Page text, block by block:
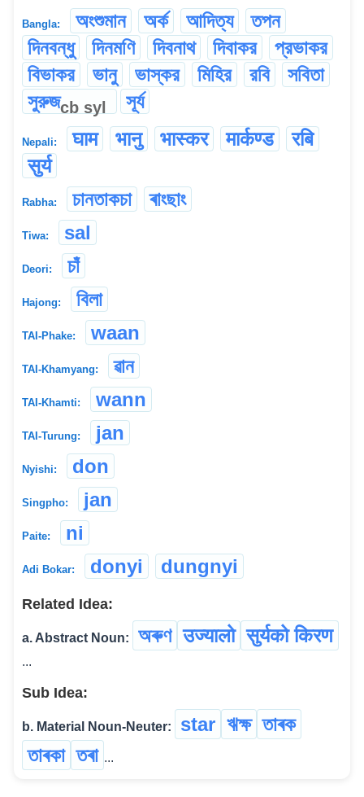
Bangla: অংশুমান অর্ক আদিত্য
তপন
দিনবন্ধু
দিনমণি দিবনাথ দিবাকর
প্রভাকর
বিভাকর
ভানু ভাস্কর মিহির রবি
সবিতা
সুরুজcb syl সূর্য
Nepali: घाम भानु भ‌ास्कर मार्कण्ड
रबि
सुर्य
Rabha: চানতাকচা ৰাংছাং
Tiwa: sal
Deori: চাঁ
Hajong: বিলা
TAI-Phake: waan
TAI-Khamyang: ৱান
TAI-Khamti: wann
TAI-Turung: jan
Nyishi: don
Singpho: jan
Paite: ni
Adi Bokar: donyi dungnyi
Related Idea:
a. Abstract Noun: অৰুণ उज्यालो सुर्यको किरण
...
Sub Idea:
b. Material Noun-Neuter: star ঋক্ষ তাৰক
তাৰকা তৰা ...